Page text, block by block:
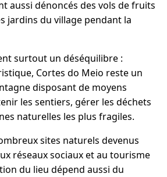
aussi dénoncés des vols de fruits
jardins du village pendant la
surtout un déséquilibre :
Cortes do Meio reste un
disposant de moyens
les sentiers, gérer les déchets
naturelles les plus fragiles.
sites naturels devenus
réseaux sociaux et au tourisme
du lieu dépend aussi du